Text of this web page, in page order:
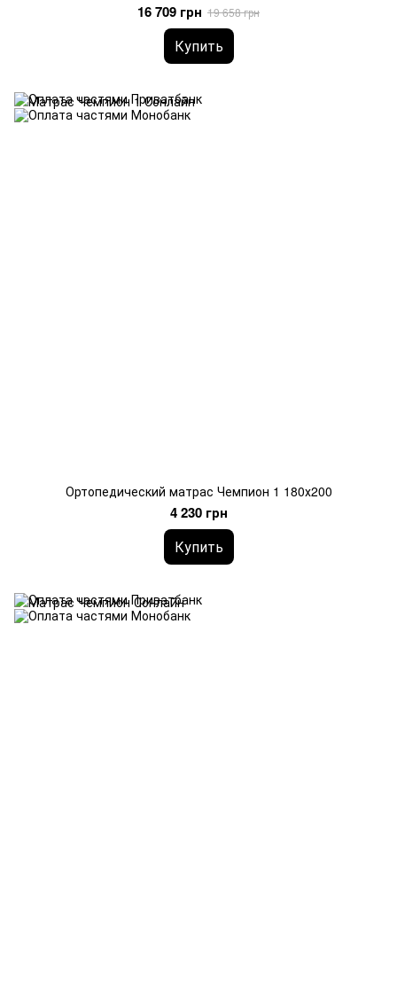
16 709 грн 19 658 грн
Купить
Ортопедический матрас Чемпион 1 180х200
4 230 грн
Купить